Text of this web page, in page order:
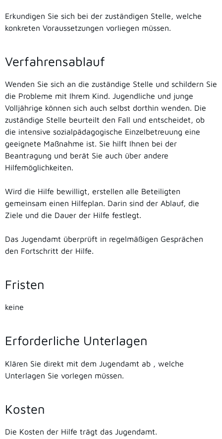
Erkundigen Sie sich bei der zuständigen Stelle, welche
konkreten Voraussetzungen vorliegen müssen.
Verfahrensablauf
Wenden Sie sich an die zuständige Stelle und schildern Sie
die Probleme mit Ihrem Kind. Jugendliche und junge
Volljährige können sich auch selbst dorthin wenden. Die
zuständige Stelle beurteilt den Fall und entscheidet, ob
die intensive sozialpädagogische Einzelbetreuung eine
geeignete Maßnahme ist. Sie hilft Ihnen bei der
Beantragung und berät Sie auch über andere
Hilfemöglichkeiten.
Wird die Hilfe bewilligt, erstellen alle Beteiligten
gemeinsam einen Hilfeplan. Darin sind der Ablauf, die
Ziele und die Dauer der Hilfe festlegt.
Das Jugendamt überprüft in regelmäßigen Gesprächen
den Fortschritt der Hilfe.
Fristen
keine
Erforderliche Unterlagen
Klären Sie direkt mit dem Jugendamt ab , welche
Unterlagen Sie vorlegen müssen.
Kosten
Die Kosten der Hilfe trägt das Jugendamt.